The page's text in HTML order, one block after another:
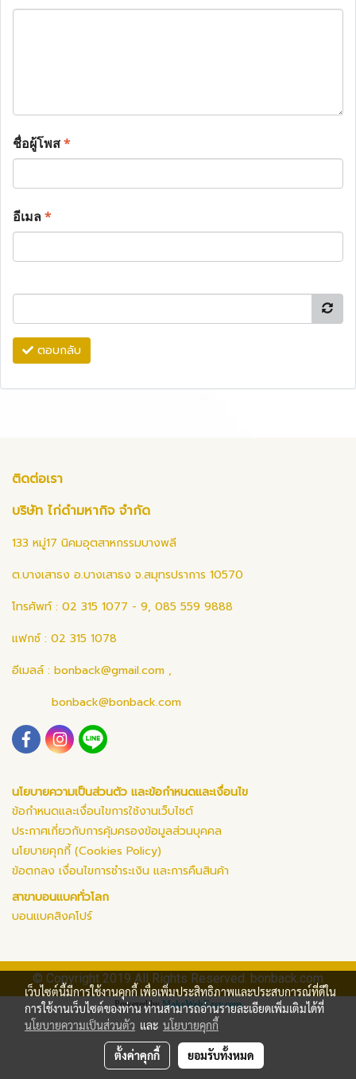
ชื่อผู้โพส*
อีเมล*
ตอบกลับ
ติดต่อเรา
บริษัท ไก่ดำมหากิจ จำกัด
133 หมู่17 นิคมอุตสาหกรรมบางพลี
ต.บางเสาธง อ.บางเสาธง จ.สมุทรปราการ 10570
โทรศัพท์ : 02 315 1077 - 9, 085 559 9888
แฟกซ์ : 02 315 1078
อีเมลล์ : bonback@gmail.com ,
bonback@bonback.com
นโยบายความเป็นส่วนตัว และข้อกำหนดและเงื่อนไข
ข้อกำหนดและเงื่อนไขการใช้งานเว็บไซต์
ประกาศเกี่ยวกับการคุ้มครองข้อมูลส่วนบุคคล
นโยบายคุกกี้ (Cookies Policy)
ข้อตกลง เงื่อนไขการชำระเงิน และการคืนสินค้า
สาขาบอนแบคทั่วโลก
บอนแบคสิงคโปร์
© Copyright 2019 All Rights Reserved. bonback.com
Powered byMakeWebEasy.com
เว็บไซต์นี้มีการใช้งานคุกกี้ เพื่อเพิ่มประสิทธิภาพและประสบการณ์ที่ดีใน
การใช้งานเว็บไซต์ของท่าน ท่านสามารถอ่านรายละเอียดเพิ่มเติมได้ที่
นโยบายความเป็นส่วนตัว และ นโยบายคุกกี้
ตั้งค่าคุกกี้ ยอมรับทั้งหมด